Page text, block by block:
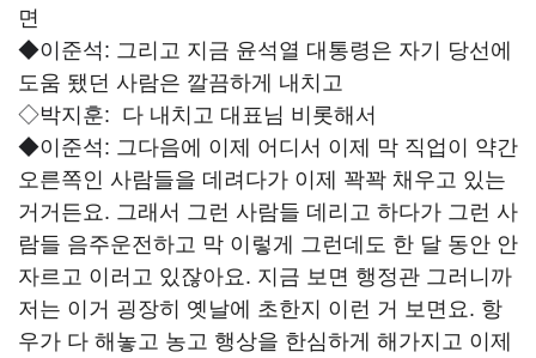
면
◆이준석: 그리고 지금 윤석열 대통령은 자기 당선에
도움 됐던 사람은 깔끔하게 내치고
◇박지훈: 다 내치고 대표님 비롯해서
◆이준석: 그다음에 이제 어디서 이제 막 직업이 약간
오른쪽인 사람들을 데려다가 이제 꽉꽉 채우고 있는
거거든요. 그래서 그런 사람들 데리고 하다가 그런 사
람들 음주운전하고 막 이렇게 그런데도 한 달 동안 안
자르고 이러고 있잖아요. 지금 보면 행정관 그러니까
저는 이거 굉장히 옛날에 초한지 이런 거 보면요. 항
우가 다 해놓고 농고 행상을 한심하게 해가지고 이제